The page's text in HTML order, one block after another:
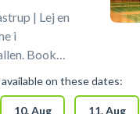
| Lej en
i
Book
der
med
on these dates:
10. Aug 11. Aug